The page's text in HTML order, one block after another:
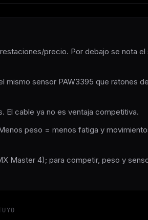
precio. Por debajo se nota el
mismo sensor PAW3395 que ratones
El cable ya no es ventaja competitiva.
peso = menos fatiga y
Master 4); para competir, peso y